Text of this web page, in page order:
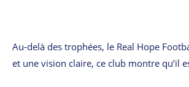
Au-delà des trophées, le Real Hope
et une vision claire, ce club montre qu’il